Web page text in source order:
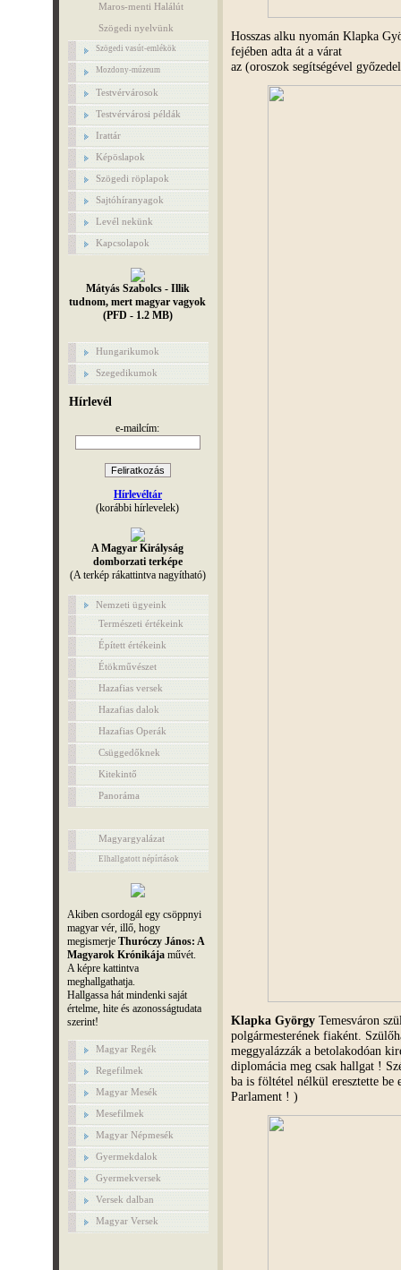
Maros-menti Halálút
Szögedi nyelvünk
Szögedi vasút-emlékök
Mozdony-múzeum
Testvérvárosok
Testvérvárosi példák
Irattár
Képöslapok
Szögedi röplapok
Sajtóhíranyagok
Levél nekünk
Kapcsolapok
Mátyás Szabolcs - Illik
tudnom, mert magyar vagyok
(PFD - 1.2 MB)
Hungarikumok
Szegedikumok
Hírlevél
e-mailcím:
Hírlevéltár
(korábbi hírlevelek)
A Magyar Királyság
domborzati terképe
(A terkép rákattintva nagyítható)
Nemzeti ügyeink
Természeti értékeink
Épített értékeink
Étökművészet
Hazafias versek
Hazafias dalok
Hazafias Operák
Csüggedőknek
Kitekintő
Panoráma
Magyargyalázat
Elhallgatott népírtások
Akiben csordogál egy csöppnyi
magyar vér, illő, hogy
megismerjeThuróczy János: A
Magyarok Krónikája művét.
A képre kattintva
meghallgathatja.
Hallgassa hát mindenki saját
értelme, hite és azonosságtudata
szerint!
Magyar Regék
Regefilmek
Magyar Mesék
Mesefilmek
Magyar Népmesék
Gyermekdalok
Gyermekversek
Versek dalban
Magyar Versek
Hosszas alku nyomán Klapka
fejében adta át a várat
az (oroszok segítségével
Klapka György Temesváron
polgármesterének fiaként.
meggyalázzák a betolakodóan
diplomácia meg csak hallgat !
ba is föltétel nélkül eresztette
Parlament ! )